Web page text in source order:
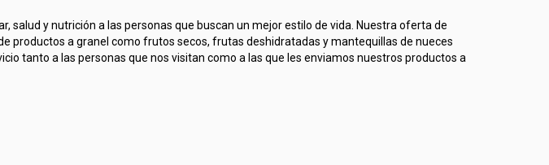
salud y nutrición a las personas que buscan un mejor estilo de vida. Nuestra oferta de
productos a granel como frutos secos, frutas deshidratadas y mantequillas de nueces
tanto a las personas que nos visitan como a las que les enviamos nuestros productos a